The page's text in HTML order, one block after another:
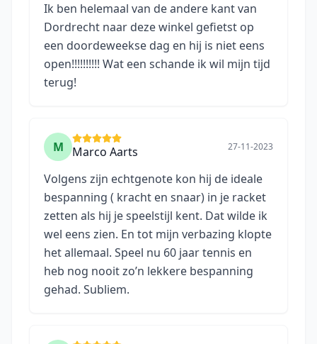
Ik ben helemaal van de andere kant van
Dordrecht naar deze winkel gefietst op
een doordeweekse dag en hij is niet eens
open!!!!!!!!!! Wat een schande ik wil mijn tijd
terug!
M Marco Aarts 27-11-2023
Volgens zijn echtgenote kon hij de ideale
bespanning ( kracht en snaar) in je racket
zetten als hij je speelstijl kent. Dat wilde ik
wel eens zien. En tot mijn verbazing klopte
het allemaal. Speel nu 60 jaar tennis en
heb nog nooit zo’n lekkere bespanning
gehad. Subliem.